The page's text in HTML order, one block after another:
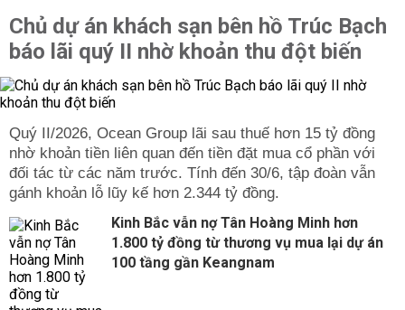
Chủ dự án khách sạn bên hồ Trúc Bạch
báo lãi quý II nhờ khoản thu đột biến
Quý II/2026, Ocean Group lãi sau thuế hơn 15 tỷ đồng
nhờ khoản tiền liên quan đến tiền đặt mua cổ phần với
đối tác từ các năm trước. Tính đến 30/6, tập đoàn vẫn
gánh khoản lỗ lũy kế hơn 2.344 tỷ đồng.
Kinh Bắc vẫn nợ Tân Hoàng Minh hơn
1.800 tỷ đồng từ thương vụ mua lại dự án
100 tầng gần Keangnam